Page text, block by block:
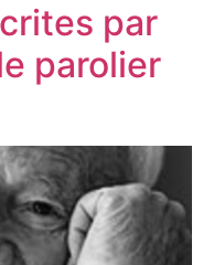
par
parolier